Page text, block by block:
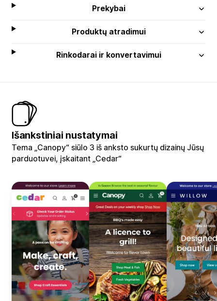
Prekybai
Produktų atradimui
Rinkodarai ir konvertavimui
Išankstiniai nustatymai
Tema „Canopy“ siūlo 3 iš anksto sukurtų dizainų Jūsų
parduotuvei, įskaitant „Cedar“